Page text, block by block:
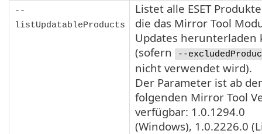
--
listUpdatableProducts
Listet alle ESET
die das Mirror Tool
Updates herunterladen
(sofern
--
nicht verwendet wird).
Der Parameter ist ab
folgenden Mirror Tool
verfügbar: 1.0.1294.0
(Windows), 1.0.2226.0